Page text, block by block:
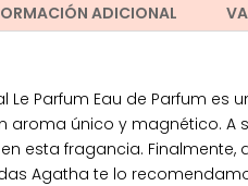
ADICIONAL
Le Parfum Eau de Parfum
aroma único y magnético. A
esta fragancia.
Agatha te lo